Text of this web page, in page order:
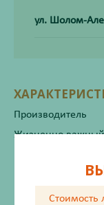
ул. Шолом-
Производитель
Жизненно важный
Стоимость